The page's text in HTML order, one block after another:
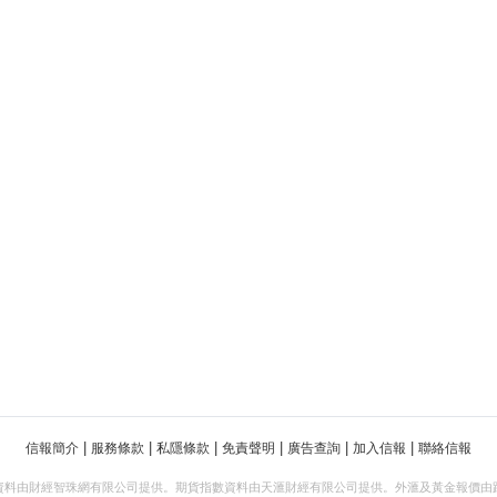
信報簡介 | 服務條款 | 私隱條款 | 免責聲明 | 廣告查詢 | 加入信報 | 聯絡信報
料由財經智珠網有限公司提供。期貨指數資料由天滙財經有限公司提供。外滙及黃金報價由